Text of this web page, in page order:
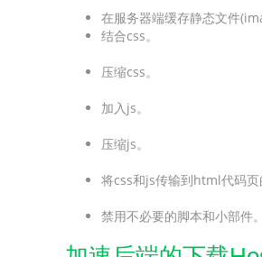
在服务器端缓存静态文件
结合css。
压缩css。
加入js。
压缩js。
将css和js传输到html代码页
禁用不必要的脚本和小部件。